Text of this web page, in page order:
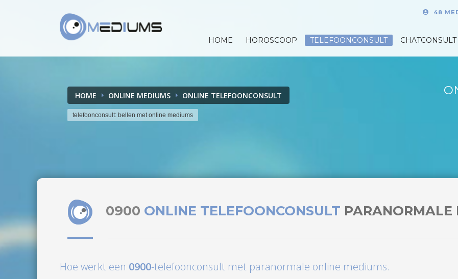
48
HOME HOROSCOOP TELEFOONCONSULT CHATCONSULT
HOME ONLINE MEDIUMS ONLINE TELEFOONCONSULT
telefoonconsult: bellen met online mediums
0900 ONLINE TELEFOONCONSULT PARANORMALE
Hoe werkt een 0900-telefoonconsult met paranormale online mediums.